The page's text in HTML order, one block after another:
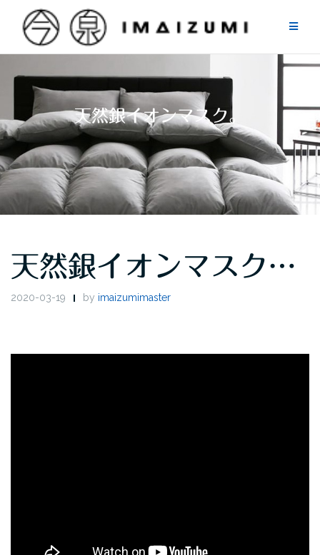
content
天然銀イオンマスク。
天然銀イオンマスク…
2020-03-19 by imaizumimaster